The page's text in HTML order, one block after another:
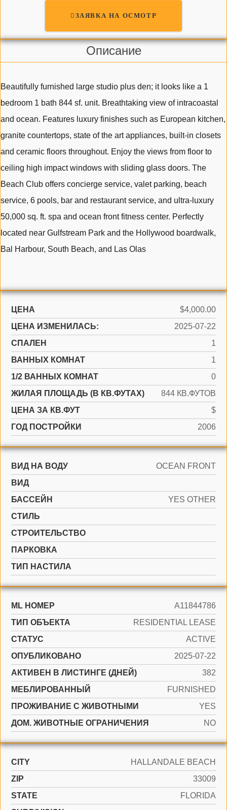
ЗАЯВКА НА ОСМОТР
Описание
Beautifully furnished large studio plus den; it looks like a 1
bedroom 1 bath 844 sf. unit. Breathtaking view of intracoastal
and ocean. Features luxury finishes such as European kitchen,
granite countertops, state of the art appliances, built-in closets
and ceramic floors throughout. Enjoy the views from floor to
ceiling high impact windows with sliding glass doors. The
Beach Club offers concierge service, valet parking, beach
service, 6 pools, bar and restaurant service, and ultra-luxury
50,000 sq. ft. spa and ocean front fitness center. Perfectly
located near Gulfstream Park and the Hollywood boardwalk,
Bal Harbour, South Beach, and Las Olas
ЦЕНА
$4,000.00
ЦЕНА ИЗМЕНИЛАСЬ:
2025-07-22
СПАЛЕН
1
ВАННЫХ КОМНАТ
1
1/2 ВАННЫХ КОМНАТ
0
ЖИЛАЯ ПЛОЩАДЬ (В КВ.ФУТАХ)
844 КВ.ФУТОВ
ЦЕНА ЗА КВ.ФУТ
$
ГОД ПОСТРОЙКИ
2006
ВИД НА ВОДУ
OCEAN FRONT
ВИД
БАССЕЙН
YES OTHER
СТИЛЬ
CТРОИТЕЛЬСТВО
ПАРКОВКА
ТИП НАСТИЛА
ML НОМЕР
A11844786
ТИП ОБЪЕКТА
RESIDENTIAL LEASE
СТАТУС
ACTIVE
ОПУБЛИКОВАНО
2025-07-22
АКТИВЕН В ЛИСТИНГЕ (ДНЕЙ)
382
МЕБЛИРОВАННЫЙ
FURNISHED
ПРОЖИВАНИЕ С ЖИВОТНЫМИ
YES
ДОМ. ЖИВОТНЫЕ ОГРАНИЧЕНИЯ
NO
CITY
HALLANDALE BEACH
ZIP
33009
STATE
FLORIDA